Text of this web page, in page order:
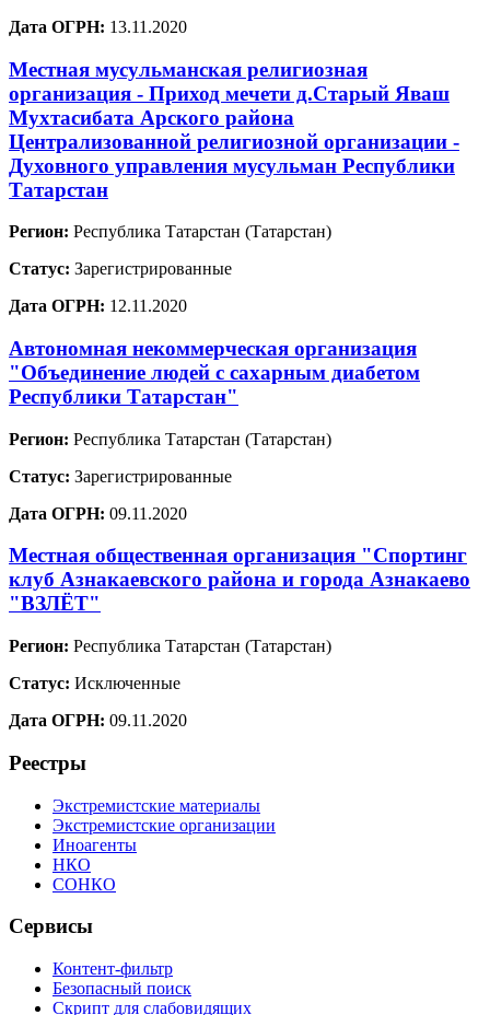
Дата ОГРН: 13.11.2020
Местная мусульманская религиозная
организация - Приход мечети д.Старый Яваш
Мухтасибата Арского района
Централизованной религиозной организации -
Духовного управления мусульман Республики
Татарстан
Регион: Республика Татарстан (Татарстан)
Статус: Зарегистрированные
Дата ОГРН: 12.11.2020
Автономная некоммерческая организация
"Объединение людей с сахарным диабетом
Республики Татарстан"
Регион: Республика Татарстан (Татарстан)
Статус: Зарегистрированные
Дата ОГРН: 09.11.2020
Местная общественная организация "Спортинг
клуб Азнакаевского района и города Азнакаево
"ВЗЛЁТ"
Регион: Республика Татарстан (Татарстан)
Статус: Исключенные
Дата ОГРН: 09.11.2020
Реестры
Экстремистские материалы
Экстремистские организации
Иноагенты
НКО
СОНКО
Сервисы
Контент-фильтр
Безопасный поиск
Скрипт для слабовидящих